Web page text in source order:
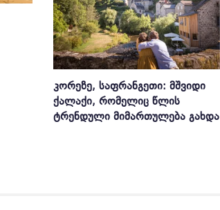
ᲙᲝᲠᲔᲖᲔ, ᲡᲐᲤᲠᲐᲜᲒᲔᲗᲘ: ᲛᲨᲕᲘᲓᲘ
ᲥᲐᲚᲐᲥᲘ, ᲠᲝᲛᲔᲚᲘᲪ ᲬᲚᲘᲡ
ᲢᲠᲔᲜᲓᲣᲚᲘ ᲛᲘᲛᲐᲠᲗᲣᲚᲔᲑᲐ ᲒᲐᲮᲓᲐ